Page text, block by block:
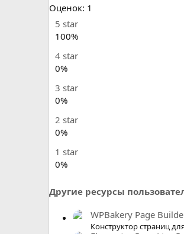
5
Оценок: 1
5 star
100%
4 star
0%
3 star
0%
2 star
0%
1 star
0%
Другие ресурсы
WPBakery Page
Конструктор страниц